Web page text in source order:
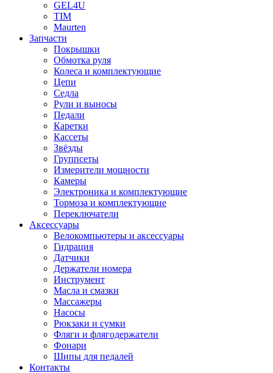
GEL4U
TIM
Maurten
Запчасти
Покрышки
Обмотка руля
Колеса и комплектующие
Цепи
Седла
Рули и выносы
Педали
Каретки
Кассеты
Звёзды
Группсеты
Измерители мощности
Камеры
Электроника и комплектующие
Тормоза и комплектующие
Переключатели
Аксессуары
Велокомпьютеры и аксессуары
Гидрация
Датчики
Держатели номера
Инструмент
Масла и смазки
Массажеры
Насосы
Рюкзаки и сумки
Фляги и флягодержатели
Фонари
Шипы для педалей
Контакты